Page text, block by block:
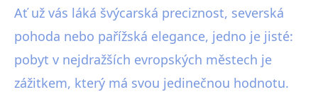
Ať už vás láká švýcarská preciznost, severská
pohoda nebo pařížská elegance, jedno je jisté:
pobyt v nejdražších evropských městech je
zážitkem, který má svou jedinečnou hodnotu.